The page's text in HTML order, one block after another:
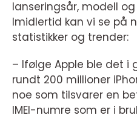
lanseringsår, modell
Imidlertid kan vi se på
statistikker og trender:
– Ifølge Apple ble det i
rundt 200 millioner
noe som tilsvarer en
IMEI-numre som er i